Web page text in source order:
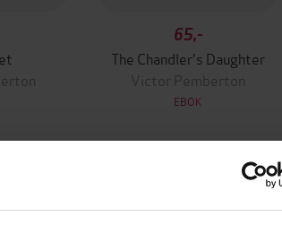
65,-
The Chandler's Daughter
Victor Pemberton
EBOK